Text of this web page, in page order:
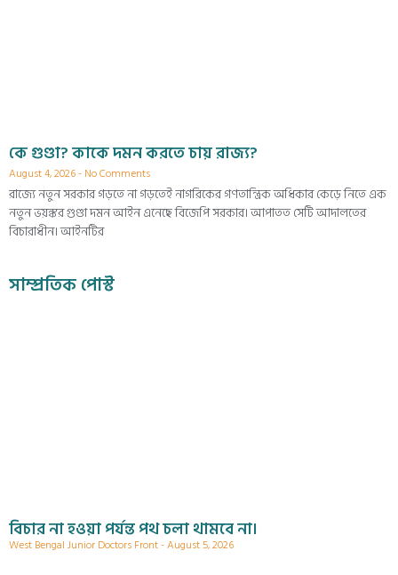
কে গুণ্ডা? কাকে দমন করতে চায় রাজ্য?
August 4, 2026 No Comments
রাজ্যে নতুন সরকার গড়তে না গড়তেই নাগরিকের গণতান্ত্রিক অধিকার কেড়ে নিতে এক
নতুন ভয়ঙ্কর গুণ্ডা দমন আইন এনেছে বিজেপি সরকার। আপাতত সেটি আদালতের
বিচারাধীন। আইনটির
সাম্প্রতিক পোস্ট
বিচার না হওয়া পর্যন্ত পথ চলা থামবে না।
West Bengal Junior Doctors Front August 5, 2026